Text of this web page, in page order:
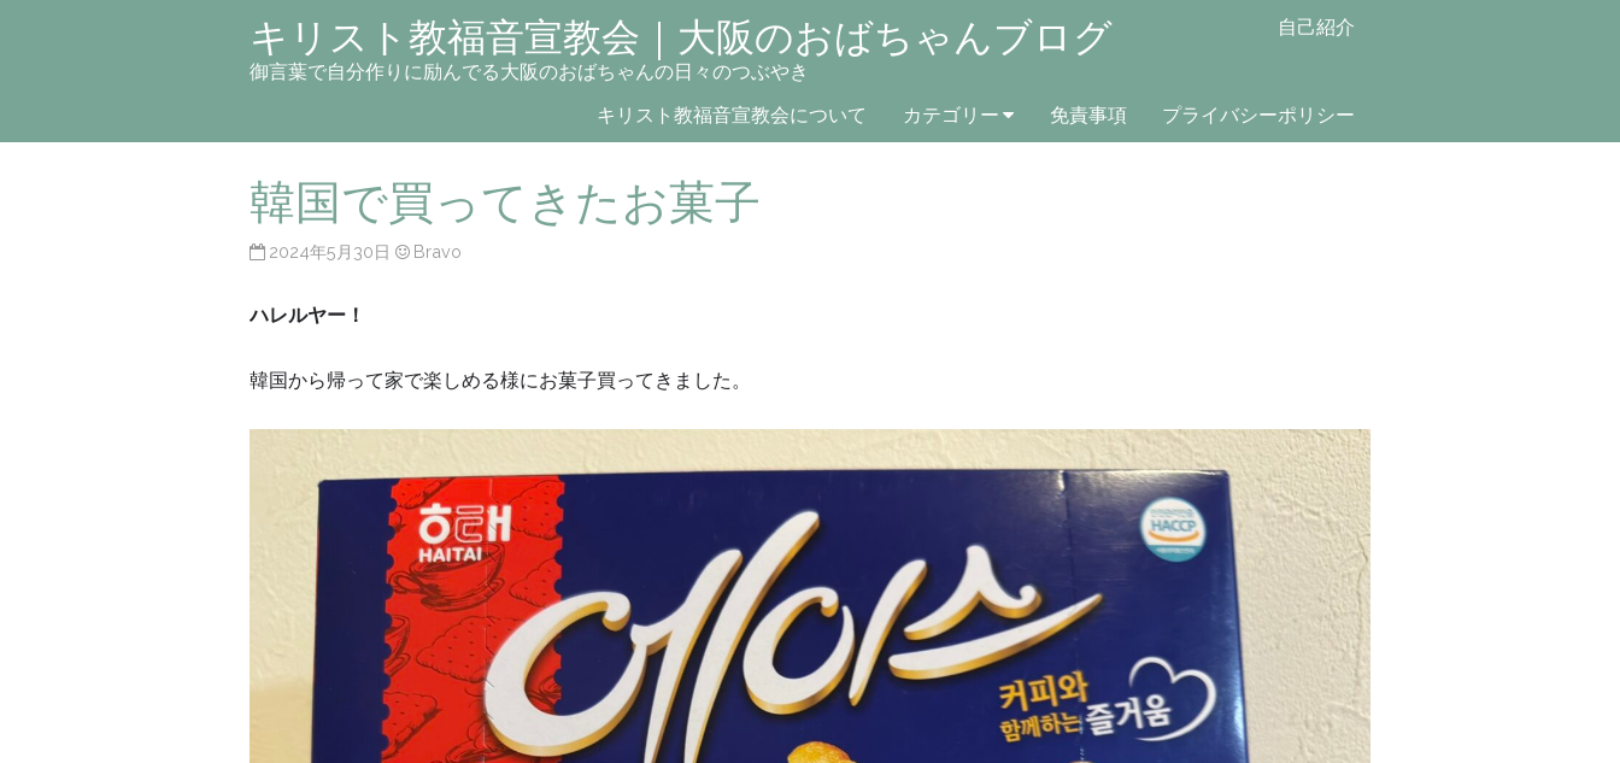
キリスト教福音宣教会｜大阪のおばちゃんブログ
御言葉で自分作りに励んでる大阪のおばちゃんの日々のつぶやき
自己紹介
キリスト教福音宣教会について カテゴリー 免責事項 プライバシーポリシー
韓国で買ってきたお菓子
2024年5月30日 Bravo
ハレルヤー！
韓国から帰って家で楽しめる様にお菓子買ってきました。